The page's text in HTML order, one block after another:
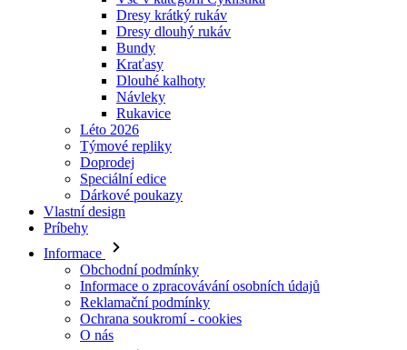
Dresy krátký rukáv
Dresy dlouhý rukáv
Bundy
Kraťasy
Dlouhé kalhoty
Návleky
Rukavice
Léto 2026
Týmové repliky
Doprodej
Speciální edice
Dárkové poukazy
Vlastní design
Príbehy
Informace
Obchodní podmínky
Informace o zpracovávání osobních údajů
Reklamační podmínky
Ochrana soukromí - cookies
O nás